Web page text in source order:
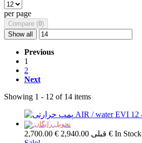
per page
Compare (0)
Show all
Previous
1
2
Next
Showing 1 - 12 of 14 items
تحویل رایگان
2,700.00 € قبلی 2,940.00 € In Stock